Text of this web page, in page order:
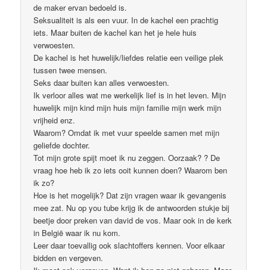
de maker ervan bedoeld is.
Seksualiteit is als een vuur. In de kachel een prachtig
iets. Maar buiten de kachel kan het je hele huis
verwoesten.
De kachel is het huwelijk/liefdes relatie een veilige plek
tussen twee mensen.
Seks daar buiten kan alles verwoesten.
Ik verloor alles wat me werkelijk lief is in het leven. Mijn
huwelijk mijn kind mijn huis mijn familie mijn werk mijn
vrijheid enz.
Waarom? Omdat ik met vuur speelde samen met mijn
geliefde dochter.
Tot mijn grote spijt moet ik nu zeggen. Oorzaak? ? De
vraag hoe heb ik zo iets ooit kunnen doen? Waarom ben
ik zo?
Hoe is het mogelijk? Dat zijn vragen waar ik gevangenis
mee zat. Nu op you tube krijg ik de antwoorden stukje bij
beetje door preken van david de vos. Maar ook in de kerk
in België waar ik nu kom.
Leer daar toevallig ook slachtoffers kennen. Voor elkaar
bidden en vergeven.